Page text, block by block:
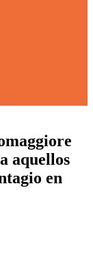
aquellos
en